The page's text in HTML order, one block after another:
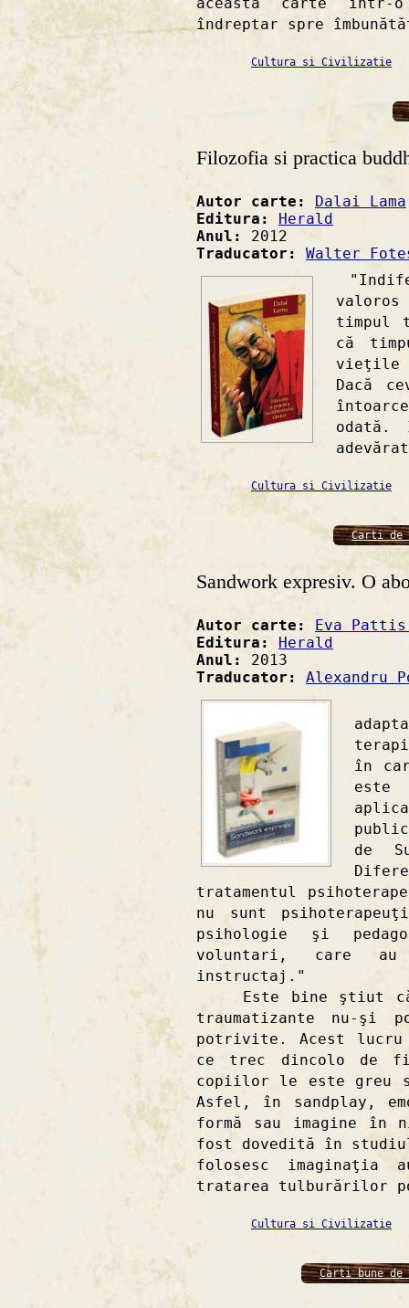
îndreptar spre
Cultura si Civilizatie
Filozofia si practica
Autor carte:
Dalai Lama
Editura:
Herald
Anul: 2012
Traducator: Walter
timpul
că
vieţile
Dacă
odată.
Cultura si Civilizatie
Carti
Sandwork expresiv. O
Autor carte: Eva
Editura: Herald
Anul: 2013
Traducator: Alexandru
în
este
de
tratamentul
nu sunt
psihologie şi
voluntari, care
instructaj."
Este bine ştiut că,
traumatizante nu-şi
potrivite. Acest
ce trec dincolo de
copiilor le este greu
Asfel, în sandplay,
formă sau imagine în
fost dovedită în
folosesc imaginaţia
tratarea tulburărilor
Cultura si Civilizatie
Carti bune